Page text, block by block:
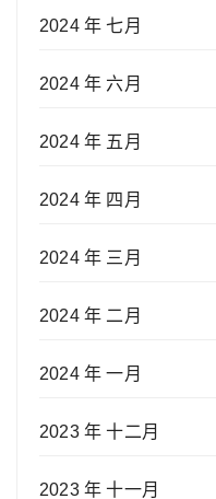
2024 年 七月
2024 年 六月
2024 年 五月
2024 年 四月
2024 年 三月
2024 年 二月
2024 年 一月
2023 年 十二月
2023 年 十一月